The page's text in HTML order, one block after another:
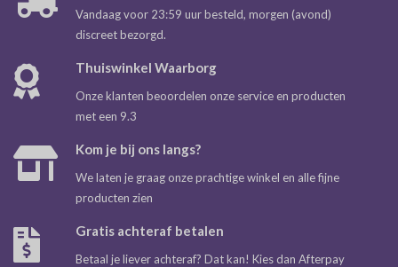
Vandaag voor 23:59 uur besteld, morgen (avond)
discreet bezorgd.
Thuiswinkel Waarborg
Onze klanten beoordelen onze service en producten
met een 9.3
Kom je bij ons langs?
We laten je graag onze prachtige winkel en alle fijne
producten zien
Gratis achteraf betalen
Betaal je liever achteraf? Dat kan! Kies dan Afterpay